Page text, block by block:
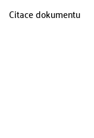
Citace dokumentu